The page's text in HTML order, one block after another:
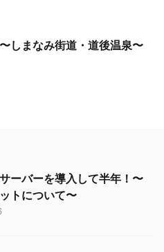
しまなみ街道・道後温泉〜
ーバーを導入して半年！〜
トについて〜